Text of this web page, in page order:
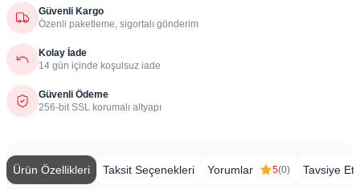
Güvenli Kargo
Özenli paketleme, sigortalı gönderim
Kolay İade
14 gün içinde koşulsuz iade
Güvenli Ödeme
256-bit SSL korumalı altyapı
Ürün Özellikleri Taksit Seçenekleri Yorumlar 5(0) Tavsiye Et